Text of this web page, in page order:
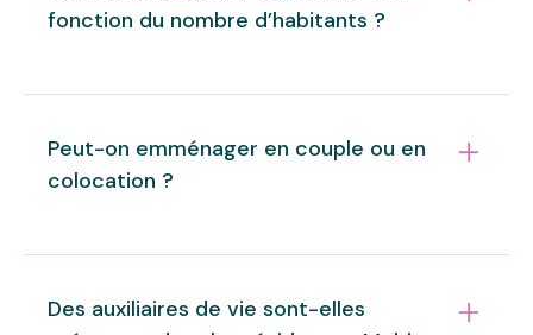
fonction du nombre d’habitants ?
montant du loyer ne change pas, quel que soit le
nombre d’habitants dans le logement.
Peut-on emménager en couple ou en
colocation ?
pour une vie à deux que pour y recevoir tous vos
Des auxiliaires de vie sont-elles